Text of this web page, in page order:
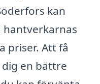
kan
priser. Att få
en bättre